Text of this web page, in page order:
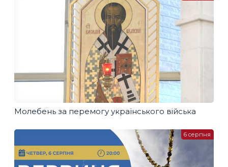
Молебень за перемогу українського війська
6 серпня